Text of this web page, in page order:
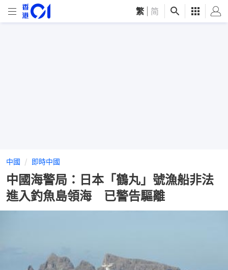
繁 简
中國 即時中國
中國海警局：日本「鶴丸」號漁船非法
進入釣魚島領海 已警告驅離